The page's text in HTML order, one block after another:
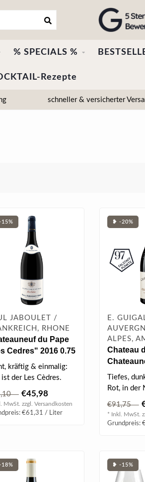
% SPECIALS %
Rezepte
schneller & versicherter
JABOULET /
RHONE
du Pape
Cedres" 2016 0.75
kräftig & einmalig:
ist der Les Cèdres.
€45,98
MwSt. zzgl. Versandkosten
€61,31 / Liter
❥ -20%
E.
ALPES,
Chateau
Grand Vin
2019 0.75 l
Tiefes,
Rot, in der
€91,75
* Inkl. MwSt.
Grundpreis:
❥ -15%